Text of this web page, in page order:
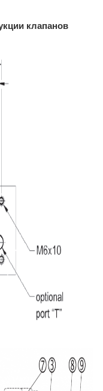
клапанов